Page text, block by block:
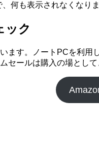
何も表示されなくなりま
ック
ます。ノートPCを利
セールは購入の場とし